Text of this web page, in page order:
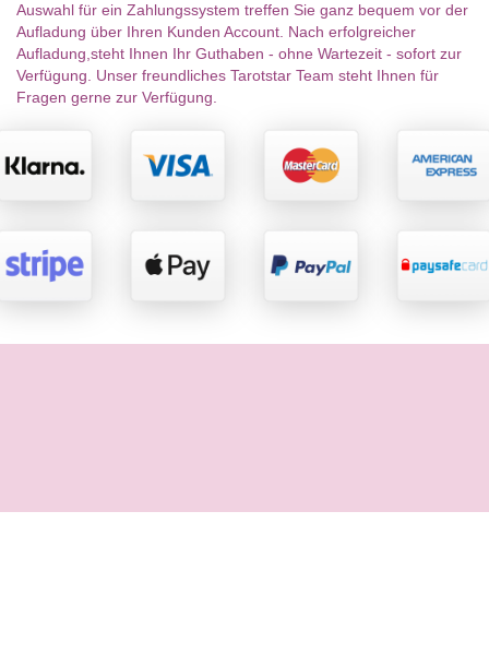
Auswahl für ein Zahlungssystem treffen Sie ganz bequem vor der
Aufladung über Ihren Kunden Account. Nach erfolgreicher
Aufladung,steht Ihnen Ihr Guthaben - ohne Wartezeit - sofort zur
Verfügung. Unser freundliches Tarotstar Team steht Ihnen für
Fragen gerne zur Verfügung.